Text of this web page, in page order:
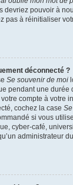
devriez pouvoir à
pas à réinitialiser
déconnecté ?
Se souvenir de moi
pendant une durée
compte à votre
cochez la case
si vous
cyber-café,
administrateur